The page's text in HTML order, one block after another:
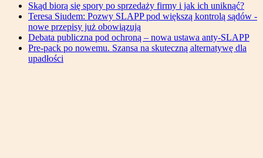
Skąd biorą się spory po sprzedaży firmy i jak ich uniknąć?
Teresa Siudem: Pozwy SLAPP pod większą kontrolą sądów -
nowe przepisy już obowiązują
Debata publiczna pod ochroną – nowa ustawa anty-SLAPP
Pre-pack po nowemu. Szansa na skuteczną alternatywę dla
upadłości